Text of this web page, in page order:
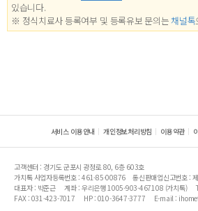
있습니다.
※ 정식치료사 등록여부 및 등록유보 문의는 채널톡
서비스 이용안내 개인정보처리방침 이용약관
고객센터 : 경기도 군포시 광정로 80, 6층 603호
가치톡 사업자등록번호 : 461-85-00876
통신판매업신고번호 :
대표자 : 박준근
계좌 : 우리은행 1005-903-467108 (가치톡)
FAX : 031-423-7017
HP : 010-3647-3777 E-mail :